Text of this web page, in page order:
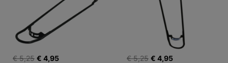
€ 5,25 € 4,95 € 5,25 € 4,95